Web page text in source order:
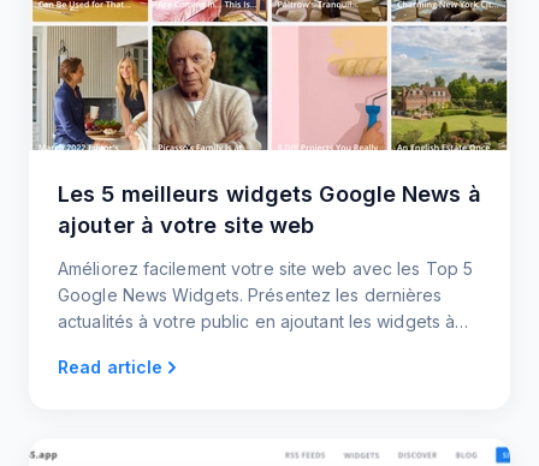
Les 5 meilleurs widgets Google News à
ajouter à votre site web
Améliorez facilement votre site web avec les Top 5
Google News Widgets. Présentez les dernières
actualités à votre public en ajoutant les widgets à
Read article